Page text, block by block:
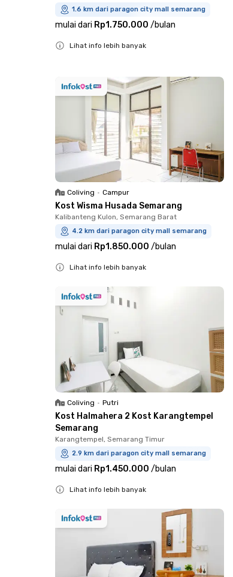
1.6 km dari paragon city mall semarang
mulai dari Rp1.750.000 /bulan
Lihat info lebih banyak
Coliving • Campur
Kost Wisma Husada Semarang
Kalibanteng Kulon, Semarang Barat
4.2 km dari paragon city mall semarang
mulai dari Rp1.850.000 /bulan
Lihat info lebih banyak
Coliving • Putri
Kost Halmahera 2 Kost Karangtempel
Semarang
Karangtempel, Semarang Timur
2.9 km dari paragon city mall semarang
mulai dari Rp1.450.000 /bulan
Lihat info lebih banyak